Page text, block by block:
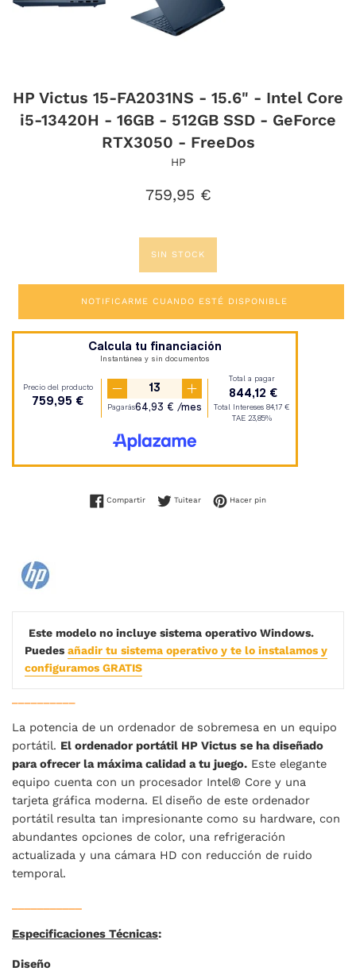
HP Victus 15-FA2031NS - 15.6" - Intel Core
i5-13420H - 16GB - 512GB SSD - GeForce
RTX3050 - FreeDos
HP
Precio
759,95 €
SIN STOCK
NOTIFICARME CUANDO ESTÉ DISPONIBLE
CompartirCompartir en Facebook
TuitearTuitear en Twitter
Hacer pinPinear en Pinterest
Este modelo no incluye sistema operativo Windows.
Puedes añadir tu sistema operativo y te lo instalamos y
configuramos GRATIS
La potencia de un ordenador de sobremesa en un equipo
portátil. El ordenador portátil HP Victus se ha diseñado
para ofrecer la máxima calidad a tu juego. Este elegante
equipo cuenta con un procesador Intel® Core y una
tarjeta gráfica moderna. El diseño de este ordenador
portátil resulta tan impresionante como su hardware, con
abundantes opciones de color, una refrigeración
actualizada y una cámara HD con reducción de ruido
temporal.
Especificaciones Técnicas:
Diseño